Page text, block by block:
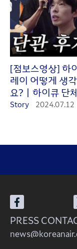
[점보스영상] 하
레이 어떻게 생
요?ㅣ하이큐 단
Story 2024.07.12
PRESS